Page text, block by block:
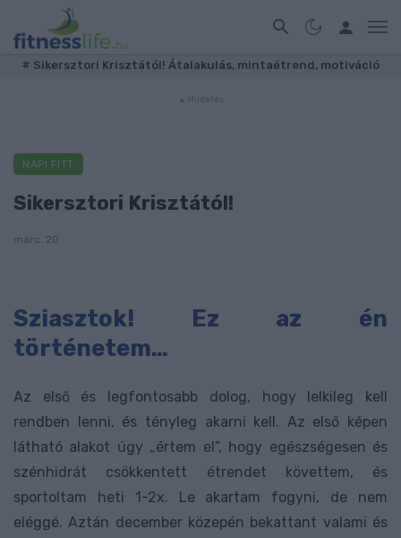
# Sikersztori Krisztától! Átalakulás, mintaétrend, motiváció
NAPI FITT
Sikersztori Krisztától!
márc. 20
Sziasztok! Ez az én
történetem…
Az első és legfontosabb dolog, hogy lelkileg kell
rendben lenni, és tényleg akarni kell. Az első képen
látható alakot úgy „értem el”, hogy egészségesen és
szénhidrát csökkentett étrendet követtem, és
sportoltam heti 1-2x. Le akartam fogyni, de nem
eléggé. Aztán december közepén bekattant valami és